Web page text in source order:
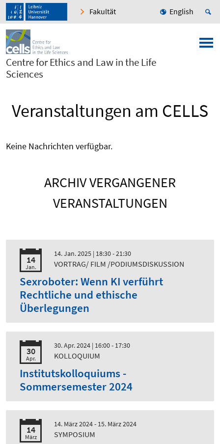
Fakultät English
Centre for Ethics and Law in the Life
Sciences
Veranstaltungen am CELLS
Keine Nachrichten verfügbar.
ARCHIV VERGANGENER
VERANSTALTUNGEN
14
Jan.
14. Jan. 2025 | 18:30 - 21:30
VORTRAG/ FILM /PODIUMSDISKUSSION
Sexroboter: Wenn KI verführt
Rechtliche und ethische
Überlegungen
30
Apr.
30. Apr. 2024 | 16:00 - 17:30
KOLLOQUIUM
Institutskolloquiums -
Sommersemester 2024
14
März
14. März 2024 - 15. März 2024
SYMPOSIUM